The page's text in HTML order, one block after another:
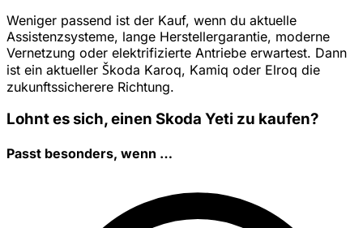
Weniger passend ist der Kauf, wenn du aktuelle
Assistenzsysteme, lange Herstellergarantie, moderne
Vernetzung oder elektrifizierte Antriebe erwartest. Dann
ist ein aktueller Škoda Karoq, Kamiq oder Elroq die
zukunftssicherere Richtung.
Lohnt es sich, einen Skoda Yeti zu kaufen?
Passt besonders, wenn …